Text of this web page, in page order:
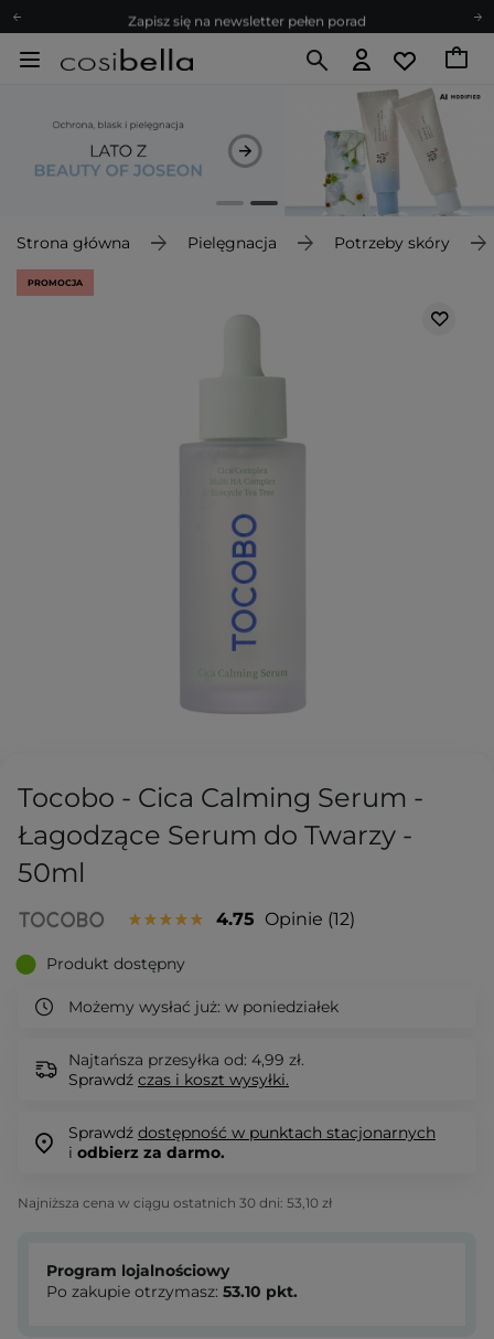
Zapisz się na newsletter pełen porad
Bezpłatne konsultacje kosmetologiczne
Poleć nas i zyskaj jeszcze więcej punktów
Zapisz się na newsletter pełen porad
Strona główna Pielęgnacja Potrzeby skóry
PROMOCJA
Tocobo - Cica Calming Serum -
Łagodzące Serum do Twarzy -
50ml
4.75 Opinie 12
Produkt dostępny
Możemy wysłać już: w poniedziałek
Najtańsza przesyłka od: 4,99 zł.
Sprawdź czas i koszt wysyłki.
Sprawdź dostępność w punktach stacjonarnych
i odbierz za darmo.
Najniższa cena w ciągu ostatnich 30 dni: 53,10 zł
Program lojalnościowy
Po zakupie otrzymasz: 53.10 pkt.